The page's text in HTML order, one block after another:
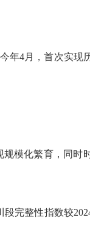
年4月，首次实现
规模化繁育，同时
段完整性指数较